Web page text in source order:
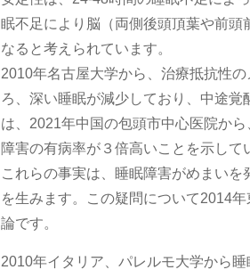
眠不足により脳（両側後頭頂葉や前頭
なると考えられています。
2010年名古屋大学から、治療抵抗性
ろ、深い睡眠が減少しており、中途
は、2021年中国の包頭市中心医院か
障害の有病率が３倍高いことを示して
これらの事実は、睡眠障害がめまい
を生みます。この疑問について2014
論です。
2010年イタリア、パレルモ大学から